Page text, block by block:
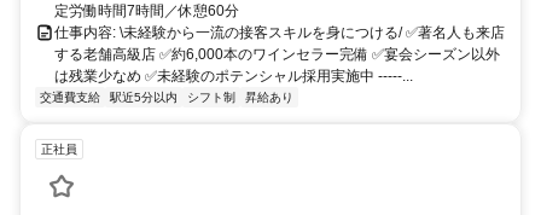
定労働時間7時間／休憩60分
仕事内容: \未経験から一流の接客スキルを身につける/ ✅著名人も来店
する老舗高級店 ✅約6,000本のワインセラー完備 ✅宴会シーズン以外
は残業少なめ ✅未経験のポテンシャル採用実施中 -----...
交通費支給 駅近5分以内 シフト制 昇給あり
正社員